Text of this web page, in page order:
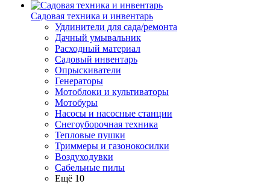
Садовая техника и инвентарь
Удлинители для сада/ремонта
Дачный умывальник
Расходный материал
Садовый инвентарь
Опрыскиватели
Генераторы
Мотоблоки и культиваторы
Мотобуры
Насосы и насосные станции
Снегоуборочная техника
Тепловые пушки
Триммеры и газонокосилки
Воздуходувки
Сабельные пилы
Ещё 10